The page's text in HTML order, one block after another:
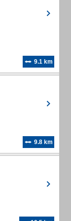
9.1 km
9.8 km